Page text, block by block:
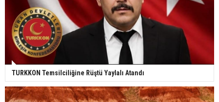
TURKKON Temsilciliğine Rüştü Yaylalı Atandı